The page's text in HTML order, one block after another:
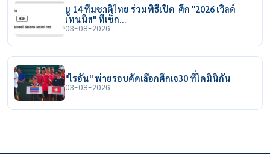
ยู 14 ทีมชาติไทย ร่วมพิธีเปิด ศึก "2026 เวิลด์
เทนนิส" ที่เช็ก…
03-08-2026
"ไรอัน" พ่ายรอบคัดเลือกศึกเจ30 ที่โดมินิกัน
03-08-2026